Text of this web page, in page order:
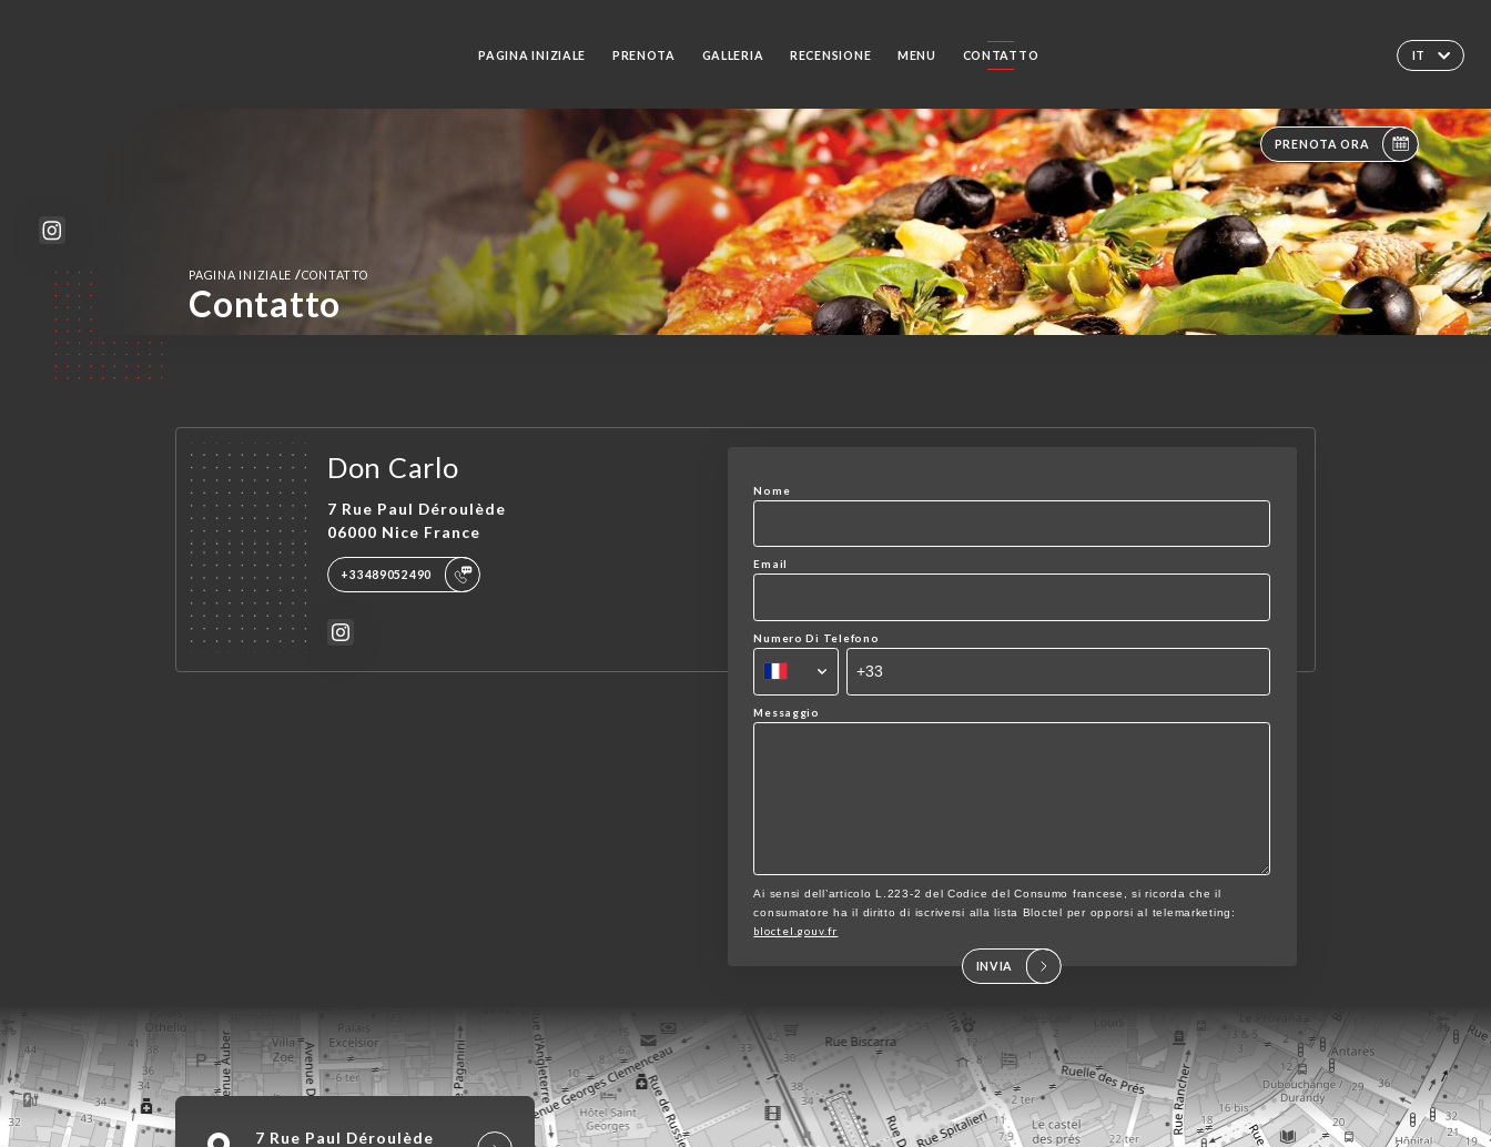
IT
PAGINA INIZIALE PRENOTA GALLERIA RECENSIONE MENU CONTATTO
PRENOTA ORA
PAGINA INIZIALE /CONTATTO
Contatto
Don Carlo
7 Rue Paul Déroulède
06000 Nice France
+33489052490
Nome
Email
Numero Di Telefono
Messaggio
Ai sensi dell’articolo L.223-2 del Codice del Consumo francese, si ricorda che il
consumatore ha il diritto di iscriversi alla lista Bloctel per opporsi al telemarketing:
bloctel.gouv.fr
INVIA
7 Rue Paul Déroulède